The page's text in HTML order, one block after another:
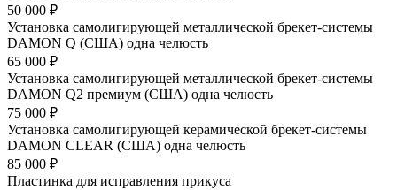
50 000 ₽
Установка самолигирующей металлической брекет-системы
DAMON Q (США) одна челюсть
65 000 ₽
Установка самолигирующей металлической брекет-системы
DAMON Q2 премиум (США) одна челюсть
75 000 ₽
Установка самолигирующей керамической брекет-системы
DAMON CLEAR (США) одна челюсть
85 000 ₽
Пластинка для исправления прикуса